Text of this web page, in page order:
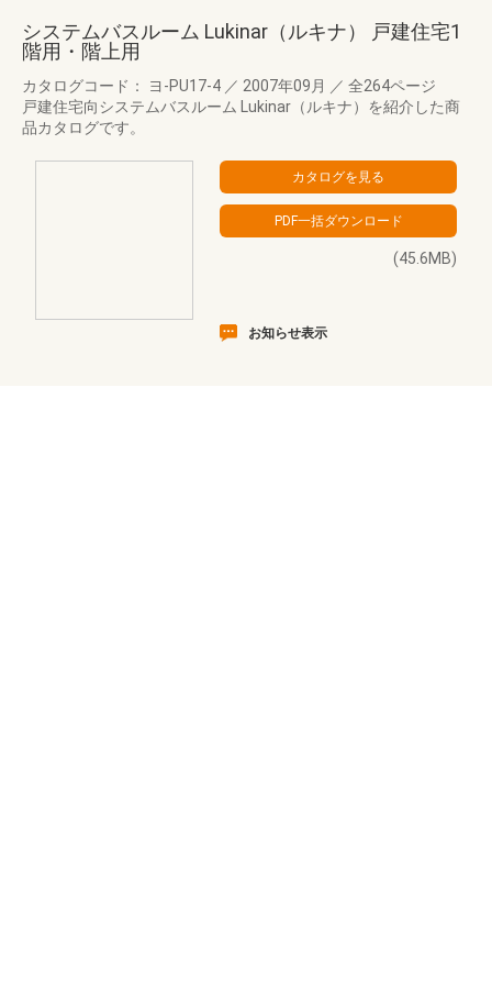
システムバスルーム Lukinar（ルキナ） 戸建住宅1
階用・階上用
カタログコード： ヨ-PU17-4 ／ 2007年09月 ／ 全264ページ
戸建住宅向システムバスルーム Lukinar（ルキナ）を紹介した商
品カタログです。
(45.6MB)
お知らせ表示